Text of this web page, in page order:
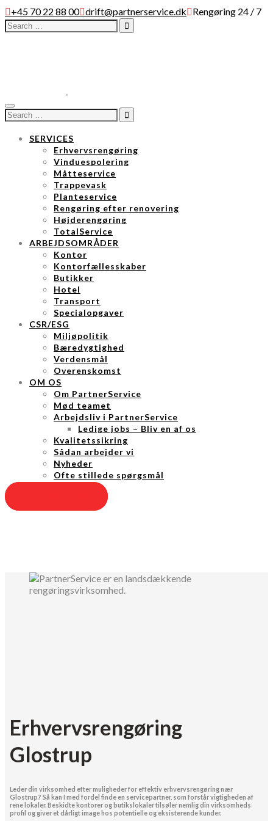
+45 70 22 88 00 drift@partnerservice.dk
Rengøring 24 / 7
Search
for:
Toggle
navigation
Search
for:
SERVICES
Erhvervsrengøring
Vinduespolering
Måtteservice
Trappevask
Planteservice
Rengøring efter renovering
Højderengøring
TotalService
ARBEJDSOMRÅDER
Kontor
Kontorfællesskaber
Butikker
Hotel
Transport
Specialopgaver
CSR/ESG
Miljøpolitik
Bæredygtighed
Verdensmål
Overenskomst
OM OS
Om PartnerService
Mød teamet
Arbejdsliv i PartnerService
Ledige jobs – Bliv en af os
Kvalitetssikring
Sådan arbejder vi
Nyheder
Ofte stillede spørgsmål
Erhvervsrengøring
Glostrup
Leder din virksomhed efter muligheder for effektiv erhvervsrengøring nær
Glostrup? Så kan I med fordel finde en servicepartner, som forstår vigtigheden af
rene lokaler. Beskidte kontorer og butikslokaler tilsøler nemlig din virksomheds
profil og giver et dårligt image hos potentielle og eksisterende kunder.